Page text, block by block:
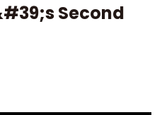
Second